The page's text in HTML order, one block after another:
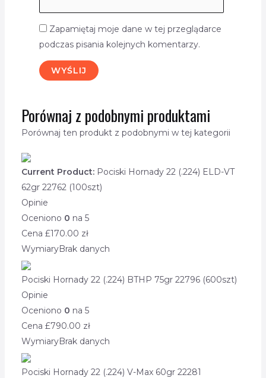
Zapamiętaj moje dane w tej przeglądarce
podczas pisania kolejnych komentarzy.
Porównaj z podobnymi produktami
Porównaj ten produkt z podobnymi w tej kategorii
Current Product: Pociski Hornady 22 (.224) ELD-VT
62gr 22762 (100szt)
Opinie
Oceniono 0 na 5
Cena £170.00 zł
WymiaryBrak danych
Pociski Hornady 22 (.224) BTHP 75gr 22796 (600szt)
Opinie
Oceniono 0 na 5
Cena £790.00 zł
WymiaryBrak danych
Pociski Hornady 22 (.224) V-Max 60gr 22281